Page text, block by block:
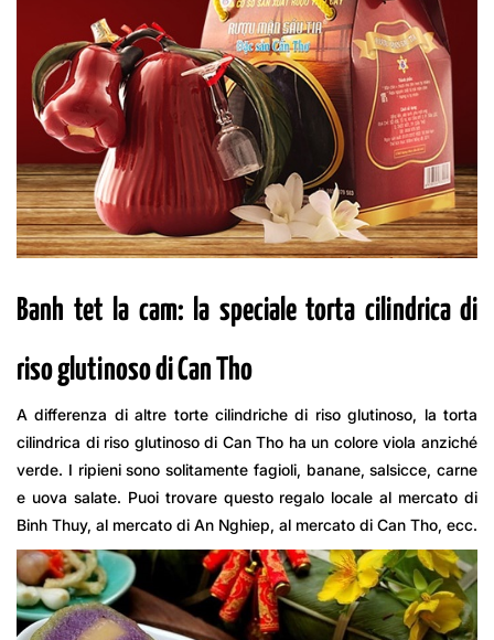
Banh tet la cam: la speciale torta cilindrica di
riso glutinoso di Can Tho
A differenza di altre torte cilindriche di riso glutinoso, la torta
cilindrica di riso glutinoso di Can Tho ha un colore viola anziché
verde. I ripieni sono solitamente fagioli, banane, salsicce, carne
e uova salate. Puoi trovare questo regalo locale al mercato di
Binh Thuy, al mercato di An Nghiep, al mercato di Can Tho, ecc.